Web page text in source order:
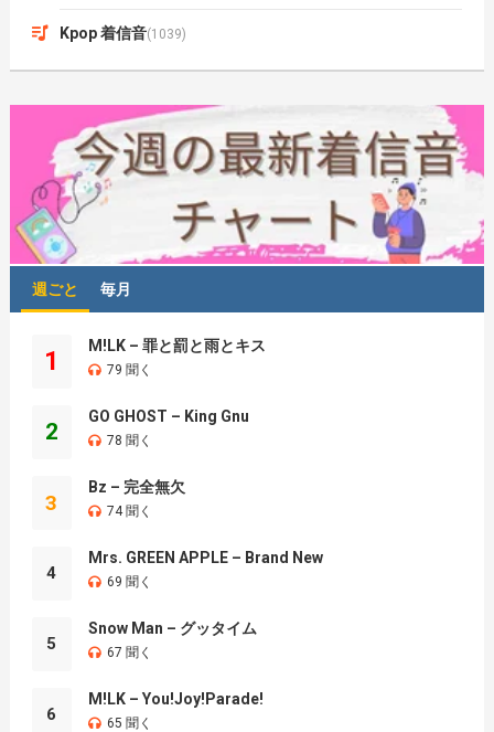
Kpop 着信音(1039)
週ごと 毎月
1
M!LK – 罪と罰と雨とキス
79 聞く
2
GO GHOST – King Gnu
78 聞く
3
Bz – 完全無欠
74 聞く
4
Mrs. GREEN APPLE – Brand New
69 聞く
5
Snow Man – グッタイム
67 聞く
6
M!LK – You!Joy!Parade!
65 聞く